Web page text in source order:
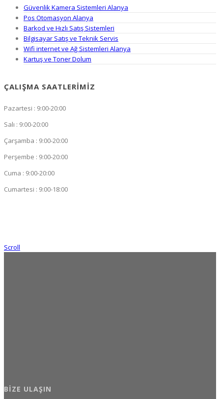
Güvenlik Kamera Sistemleri Alanya
Pos Otomasyon Alanya
Barkod ve Hızlı Satış Sistemleri
Bilgisayar Satış ve Teknik Servis
Wifi internet ve Ağ Sistemleri Alanya
Kartuş ve Toner Dolum
ÇALIŞMA SAATLERIMIZ
Pazartesi : 9:00-20:00
Salı : 9:00-20:00
Çarşamba : 9:00-20:00
Perşembe : 9:00-20:00
Cuma : 9:00-20:00
Cumartesi : 9:00-18:00
Scroll
BIZE ULAŞIN